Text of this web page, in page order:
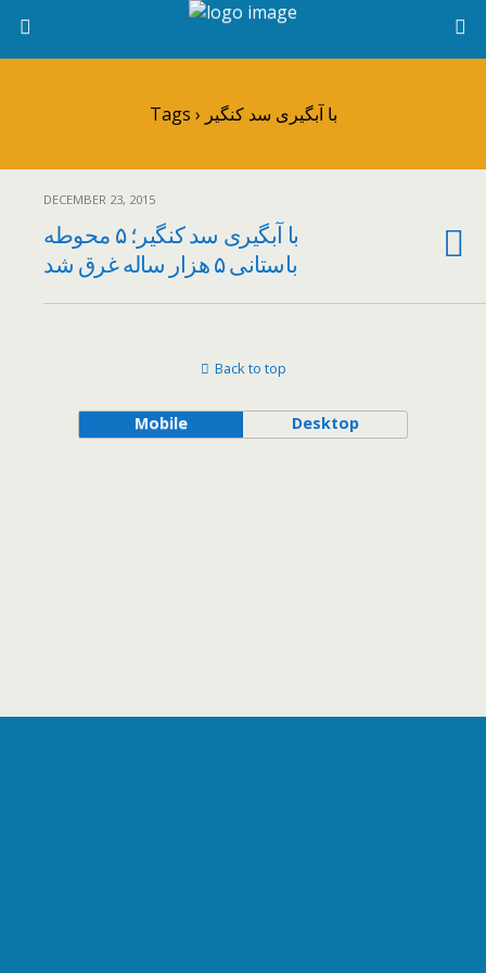
Tags › با آبگیری سد کنگیر
DECEMBER 23, 2015
با آبگیری سد کنگیر؛ ۵ محوطه
باستانی ۵ هزار ساله غرق شد
Back to top
Mobile Desktop